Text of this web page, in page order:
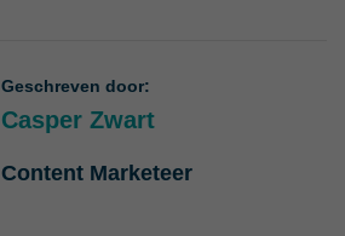
Geschreven door:
Casper Zwart
Content Marketeer